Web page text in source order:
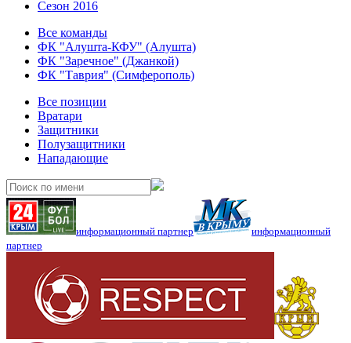
Сезон 2016
Все команды
ФК "Алушта-КФУ" (Алушта)
ФК "Заречное" (Джанкой)
ФК "Таврия" (Симферополь)
Все позиции
Вратари
Защитники
Полузащитники
Нападающие
информационный партнер
информационный
партнер